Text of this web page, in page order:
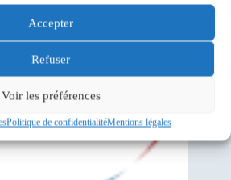
Accepter
Refuser
Voir les préférences
Politique de confidentialitéMentions légales